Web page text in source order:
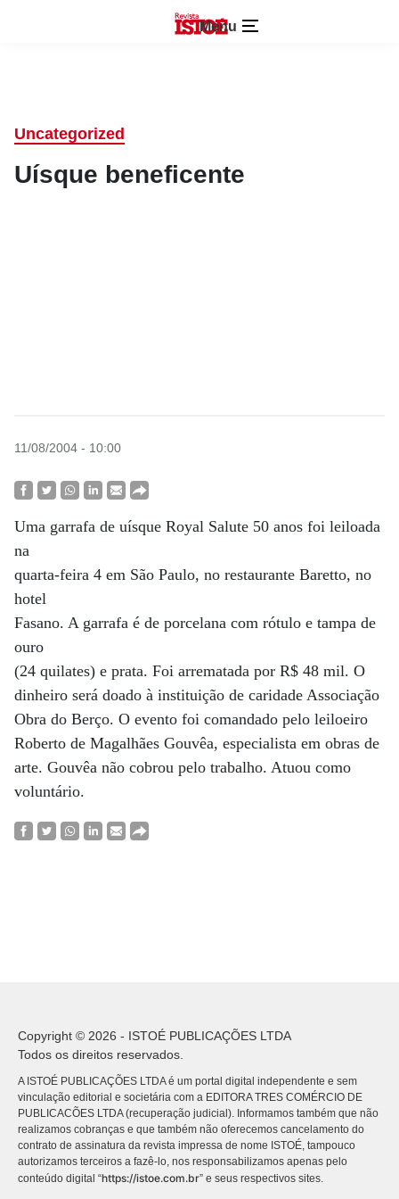
Menu
Uncategorized
Uísque beneficente
11/08/2004 - 10:00
Uma garrafa de uísque Royal Salute 50 anos foi leiloada
na
quarta-feira 4 em São Paulo, no restaurante Baretto, no
hotel
Fasano. A garrafa é de porcelana com rótulo e tampa de
ouro
(24 quilates) e prata. Foi arrematada por R$ 48 mil. O
dinheiro será doado à instituição de caridade Associação
Obra do Berço. O evento foi comandado pelo leiloeiro
Roberto de Magalhães Gouvêa, especialista em obras de
arte. Gouvêa não cobrou pelo trabalho. Atuou como
voluntário.
Copyright © 2026 - ISTOÉ PUBLICAÇÕES LTDA
Todos os direitos reservados.
A ISTOÉ PUBLICAÇÕES LTDA é um portal digital independente e sem
vinculação editorial e societária com a EDITORA TRES COMÉRCIO DE
PUBLICACÕES LTDA (recuperação judicial). Informamos também que não
realizamos cobranças e que também não oferecemos cancelamento do
contrato de assinatura da revista impressa de nome ISTOÉ, tampouco
autorizamos terceiros a fazê-lo, nos responsabilizamos apenas pelo
conteúdo digital “https://istoe.com.br” e seus respectivos sites.